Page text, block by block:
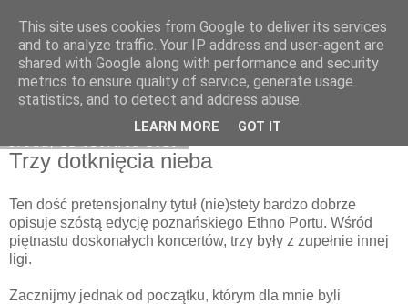
Na obrzeżach
Trzy dotknięcia nieba
Ten dość pretensjonalny tytuł (nie)stety bardzo dobrze
opisuje szóstą edycję poznańskiego Ethno Portu. Wśród
piętnastu doskonałych koncertów, trzy były z zupełnie innej
ligi.
Zacznijmy jednak od początku, którym dla mnie byli
This site uses cookies from Google to deliver its services
and to analyze traffic. Your IP address and user-agent are
shared with Google along with performance and security
metrics to ensure quality of service, generate usage
statistics, and to detect and address abuse.
LEARN MORE GOT IT